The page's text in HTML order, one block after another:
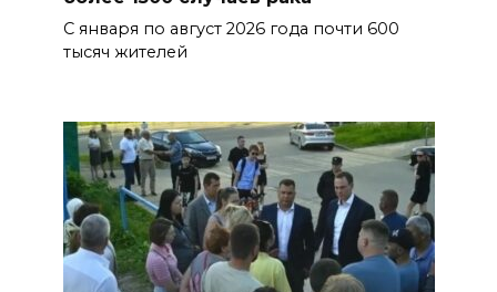
С января по август 2026 года почти 600
тысяч жителей